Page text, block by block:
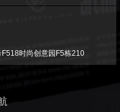
时尚创意园F5栋210